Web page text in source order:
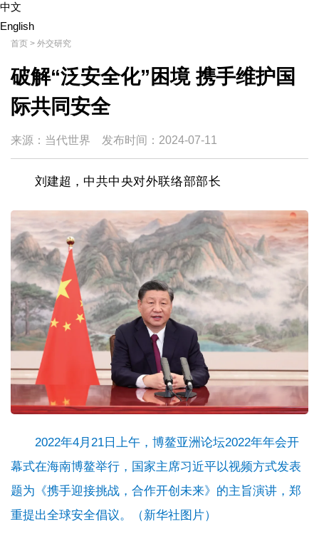
中文
English
首页 > 外交研究
破解“泛安全化”困境 携手维护国
际共同安全
来源：当代世界 发布时间： 2024-07-11
刘建超， 中共中央对外联络部部长
2022年4月21日上午，博鳌亚洲论坛2022年年会开
幕式在海南博鳌举行，国家主席习近平以视频方式发表
题为《携手迎接挑战，合作开创未来》的主旨演讲，郑
重提出全球安全倡议。（新华社图片）